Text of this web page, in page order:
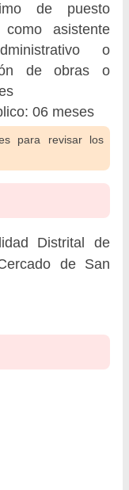
de puesto
asistente
o
de obras o
06 meses
para revisar los
Distrital de
de San